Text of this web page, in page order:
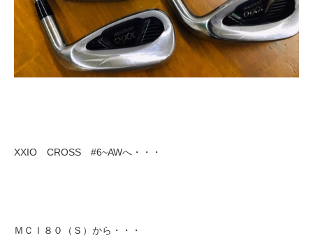
XXIO CROSS #6~AWへ・・・
ＭＣＩ８０（Ｓ）から・・・